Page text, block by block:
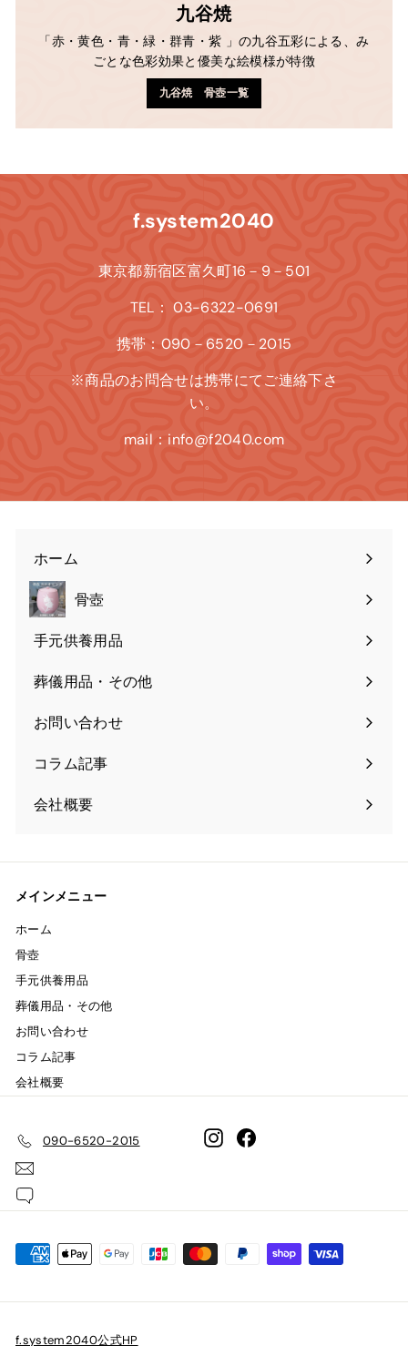
九谷焼
「赤・黄色・青・緑・群青・紫 」の九谷五彩による、み
ごとな色彩効果と優美な絵模様が特徴
九谷焼 骨壺一覧
f.system2040
東京都新宿区富久町16－9－501
TEL： 03-6322-0691
携帯：090－6520－2015
※商品のお問合せは携帯にてご連絡下さ
い。
mail：info@f2040.com
ホーム
骨壺
手元供養用品
葬儀用品・その他
お問い合わせ
コラム記事
会社概要
メインメニュー
ホーム
骨壺
手元供養用品
葬儀用品・その他
お問い合わせ
コラム記事
会社概要
090-6520-2015 InstagramFacebook
f.system2040公式HP